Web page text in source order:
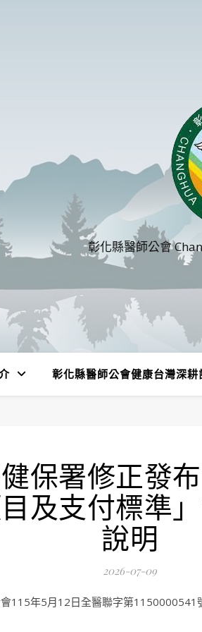
彰化縣醫師公會
彰化縣醫師公會健康台灣深耕
保署修正發
及支付標準
說明
2026-07-09
115年5月12日全醫聯字第1150000541